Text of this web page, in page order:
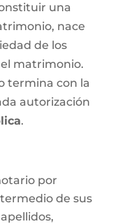
una
nace
de los
matrimonio.
termina con la
autorización
.
por
de sus